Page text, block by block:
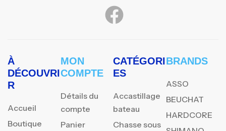
À
DÉCOUVRI
R
Accueil
Boutique
MON
COMPTE
Détails du
compte
Panier
CATÉGORI
ES
Accastillage
bateau
Chasse sous
BRANDS
ASSO
BEUCHAT
HARDCORE